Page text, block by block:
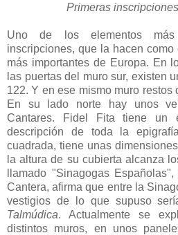
Primeras
Uno de los elementos
inscripciones, que la hacen
más importantes de Europa. En
las puertas del muro sur, existen
122. Y en ese mismo muro restos
En su lado norte hay unos
Cantares. Fidel Fita tiene un
descripción de toda la
cuadrada, tiene unas
la altura de su cubierta alcanza
llamado "Sinagogas
Cantera, afirma que entre la
vestigios de lo que supuso
Talmúdica. Actualmente se
distintos muros, en unos